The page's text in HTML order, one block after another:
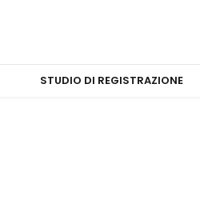
STUDIO DI REGISTRAZIONE